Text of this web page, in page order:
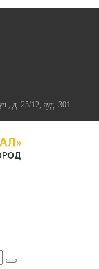
д. 25/12, ауд. 301